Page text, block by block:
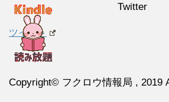
Twitter
ツイート
Copyright© フクロウ情報局 , 2019